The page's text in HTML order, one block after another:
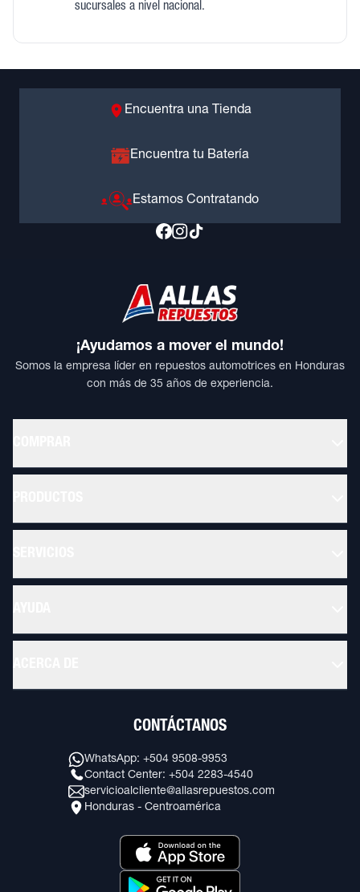
sucursales a nivel nacional.
Encuentra una Tienda
Encuentra tu Batería
Estamos Contratando
¡Ayudamos a mover el mundo!
Somos la empresa líder en repuestos automotrices en Honduras
con más de 35 años de experiencia.
CONTÁCTANOS
WhatsApp: +504 9508-9953
Contact Center: +504 2283-4540
servicioalcliente@allasrepuestos.com
Honduras - Centroamérica